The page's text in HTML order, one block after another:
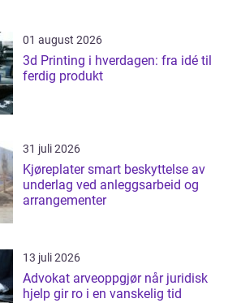
01 august 2026
3d Printing i hverdagen: fra idé til
ferdig produkt
31 juli 2026
Kjøreplater smart beskyttelse av
underlag ved anleggsarbeid og
arrangementer
13 juli 2026
Advokat arveoppgjør når juridisk
hjelp gir ro i en vanskelig tid